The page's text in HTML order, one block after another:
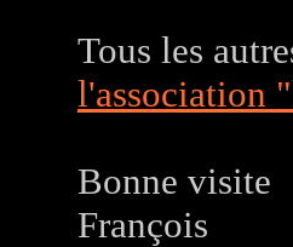
Tous les
l'association
Bonne visite
François